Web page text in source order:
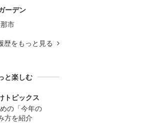
ーデン
市
歴をもっと見る
と楽しむ
トピックス
の「今年の
方を紹介